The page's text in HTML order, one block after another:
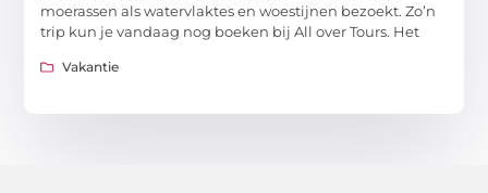
moerassen als watervlaktes en woestijnen bezoekt. Zo’n
trip kun je vandaag nog boeken bij All over Tours. Het
Vakantie